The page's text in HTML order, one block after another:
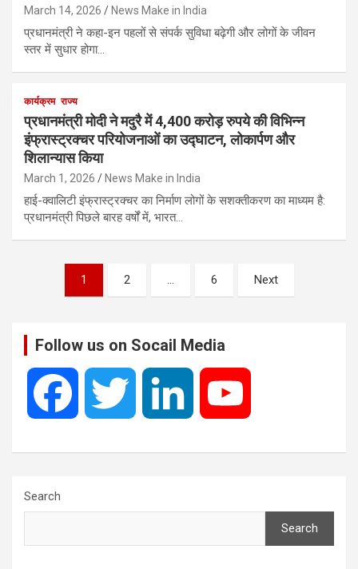
March 14, 2026 News Make in India
प्रधानमंत्री ने कहा-इन पहलों से संपर्क सुविधा बढ़ेगी और लोगों के जीवन
स्तर में सुधार होगा…
कार्यक्रम राज्य
प्रधानमंत्री मोदी ने मदुरै में 4,400 करोड़ रुपये की विभिन्न
इंफ्रास्ट्रक्चर परियोजनाओं का उद्घाटन, लोकार्पण और
शिलान्यास किया
March 1, 2026 News Make in India
हाई-क्वालिटी इंफ्रास्ट्रक्चर का निर्माण लोगों के सशक्तीकरण का माध्यम है:
प्रधानमंत्री पिछले बारह वर्षों में, भारत…
pagination
1 2 … 6 Next
Follow us on Socail Media
e t k T
Search
Search